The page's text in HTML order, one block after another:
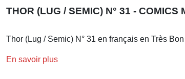
THOR (LUG / SEMIC) N° 31 - COMICS
Thor (Lug / Semic) N° 31 en français en Très
En savoir plus